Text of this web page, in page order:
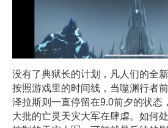
没有了典狱长的计划，凡人们的全
按照游戏里的时间线，当噬渊行者
泽拉斯则一直停留在9.0前夕的状态
大批的亡灵天灾大军在肆虐。如何